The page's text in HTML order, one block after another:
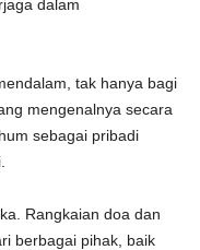
dalam
tak hanya bagi
mengenalnya secara
sebagai pribadi
Rangkaian doa dan
berbagai pihak, baik